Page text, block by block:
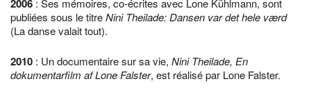
2006 : Ses mémoires, co-écrites avec Lone Kühlmann, sont
publiées sous le titreNini Theilade: Dansen var det hele værd
(La danse valait tout).
2010 : Un documentaire sur sa vie, Nini Theilade, En
dokumentarfilm af Lone Falster, est réalisé par Lone Falster.